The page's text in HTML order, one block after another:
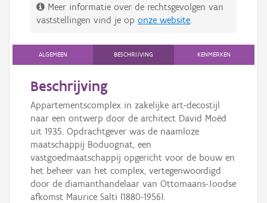
Meer informatie over de rechtsgevolgen van
vaststellingen vind je op onze website
ALGEMEEN BESCHRIJVING KENMERKEN
Beschrijving
Appartementscomplex in zakelijke art-decostijl
naar een ontwerp door de architect David Moëd
uit 1935. Opdrachtgever was de naamloze
maatschappij Boduognat, een
vastgoedmaatschappij opgericht voor de bouw en
het beheer van het complex, vertegenwoordigd
door de diamanthandelaar van Ottomaans-Joodse
afkomst Maurice Salti (1880-1956).